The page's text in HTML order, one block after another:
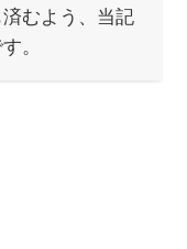
むよう、当記
。